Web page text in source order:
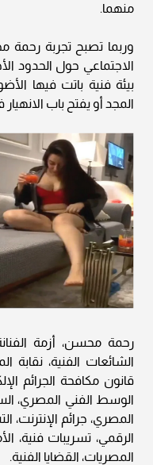
منهما.
وربما تصبح تجربة
الاجتماعي حول الحدود
بيئة فنية باتت فيها
المجد أو يفتح باب
رحمة محسن، أزمة
الشائعات الفنية، نقابة
قانون مكافحة الجرائم
الوسط الفني المصري،
المصري، جرائم
الرقمي، تسريبات فنية،
المصريات، القضايا الفنية.